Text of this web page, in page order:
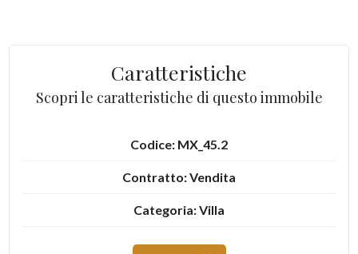
Caratteristiche
Scopri le caratteristiche di questo immobile
Codice: MX_45.2
Contratto: Vendita
Categoria: Villa
Indirizzo: frazione capriolo, snc